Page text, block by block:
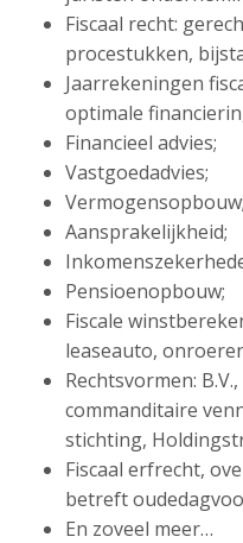
Fiscaal recht:
procestukken,
Jaarrekeningen
optimale
Financieel advies;
Vastgoedadvies;
Vermogensopbouw;
Aansprakelijkheid;
Pensioenopbouw;
Fiscale
leaseauto,
Rechtsvormen:
commanditaire
stichting,
Fiscaal erfrecht,
betreft
En zoveel meer…